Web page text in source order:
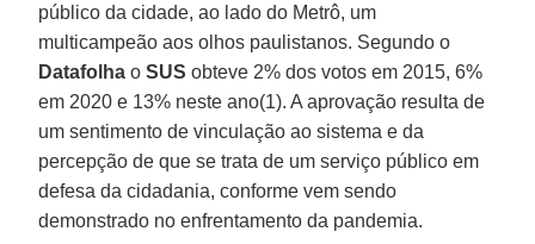
público da cidade, ao lado do Metrô, um
multicampeão aos olhos paulistanos. Segundo o
Datafolha oSUS obteve 2% dos votos em 2015, 6%
em 2020 e 13% neste ano(1). A aprovação resulta de
um sentimento de vinculação ao sistema e da
percepção de que se trata de um serviço público em
defesa da cidadania, conforme vem sendo
demonstrado no enfrentamento da pandemia.